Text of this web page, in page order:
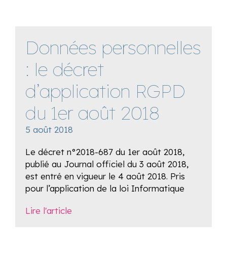
Données personnelles
: le décret
d’application RGPD
du 1er août 2018
5 août 2018
Le décret n°2018-687 du 1er août 2018,
publié au Journal officiel du 3 août 2018,
est entré en vigueur le 4 août 2018. Pris
pour l’application de la loi Informatique
Lire l'article